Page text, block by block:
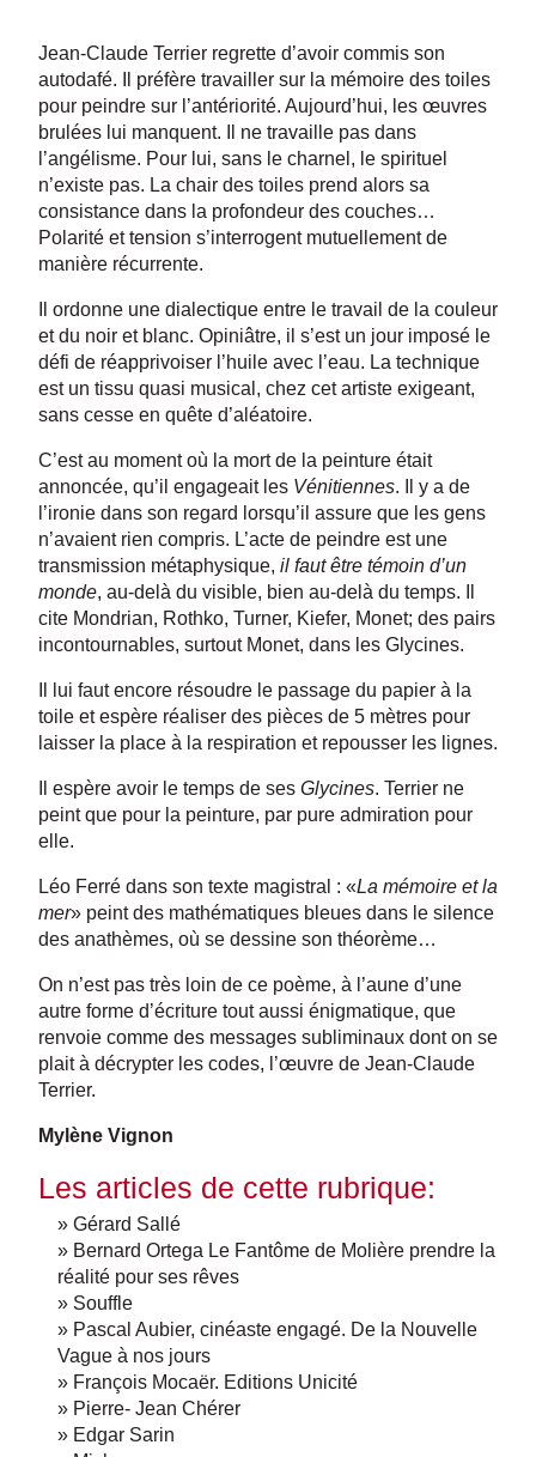
Jean-Claude Terrier regrette d’avoir commis son
autodafé. Il préfère travailler sur la mémoire des toiles
pour peindre sur l’antériorité. Aujourd’hui, les œuvres
brulées lui manquent. Il ne travaille pas dans
l’angélisme. Pour lui, sans le charnel, le spirituel
n’existe pas. La chair des toiles prend alors sa
consistance dans la profondeur des couches…
Polarité et tension s’interrogent mutuellement de
manière récurrente.
Il ordonne une dialectique entre le travail de la couleur
et du noir et blanc. Opiniâtre, il s’est un jour imposé le
défi de réapprivoiser l’huile avec l’eau. La technique
est un tissu quasi musical, chez cet artiste exigeant,
sans cesse en quête d’aléatoire.
C’est au moment où la mort de la peinture était
annoncée, qu’il engageait les Vénitiennes. Il y a de
l’ironie dans son regard lorsqu’il assure que les gens
n’avaient rien compris. L’acte de peindre est une
transmission métaphysique, il faut être témoin d’un
monde, au-delà du visible, bien au-delà du temps. Il
cite Mondrian, Rothko, Turner, Kiefer, Monet; des pairs
incontournables, surtout Monet, dans les Glycines.
Il lui faut encore résoudre le passage du papier à la
toile et espère réaliser des pièces de 5 mètres pour
laisser la place à la respiration et repousser les lignes.
Il espère avoir le temps de ses Glycines. Terrier ne
peint que pour la peinture, par pure admiration pour
elle.
Léo Ferré dans son texte magistral : «La mémoire et la
mer» peint des mathématiques bleues dans le silence
des anathèmes, où se dessine son théorème…
On n’est pas très loin de ce poème, à l’aune d’une
autre forme d’écriture tout aussi énigmatique, que
renvoie comme des messages subliminaux dont on se
plait à décrypter les codes, l’œuvre de Jean-Claude
Terrier.
Mylène Vignon
Les articles de cette rubrique:
» Gérard Sallé
» Bernard Ortega Le Fantôme de Molière prendre la
réalité pour ses rêves
» Souffle
» Pascal Aubier, cinéaste engagé. De la Nouvelle
Vague à nos jours
» François Mocaër. Editions Unicité
» Pierre- Jean Chérer
» Edgar Sarin